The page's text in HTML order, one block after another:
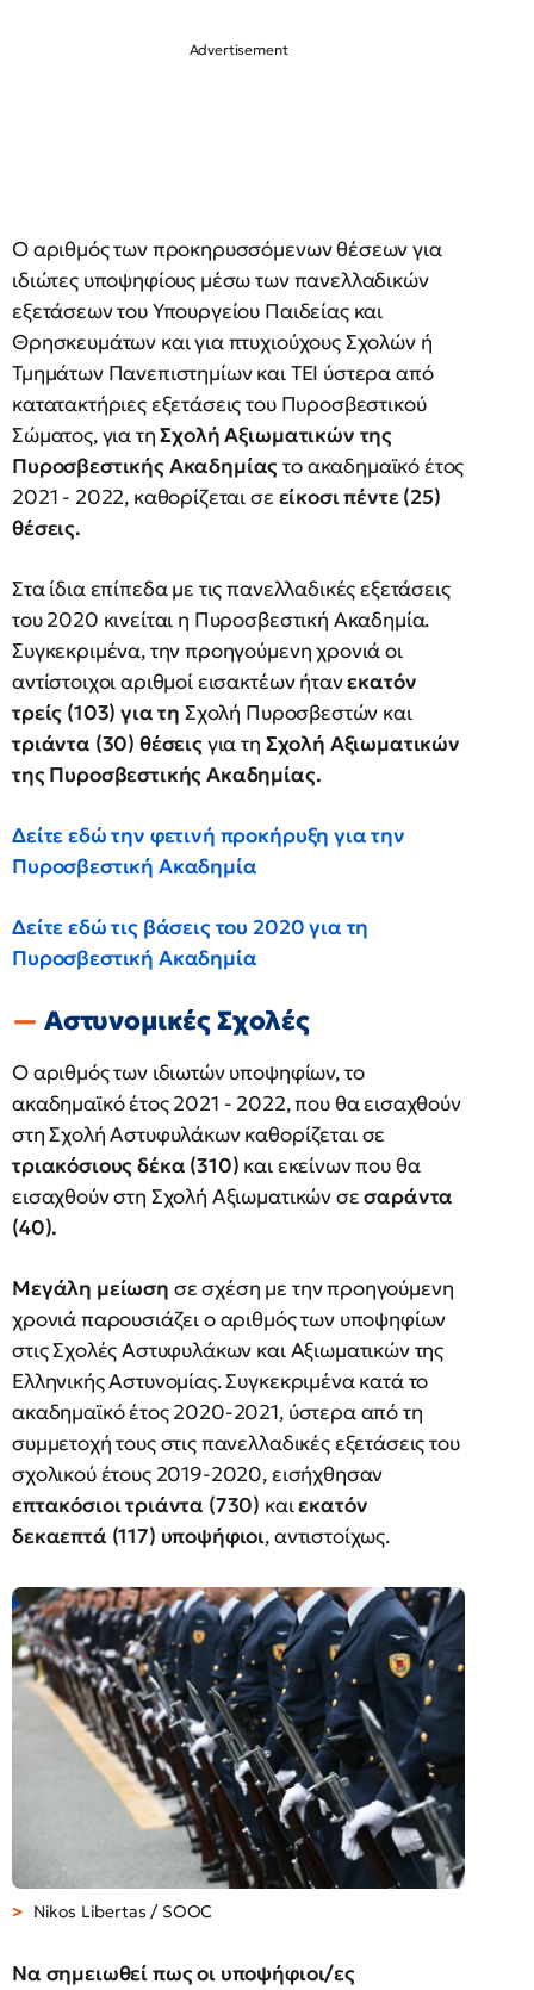
Ο αριθμός των προκηρυσσόμενων θέσεων για
ιδιώτες υποψηφίους μέσω των πανελλαδικών
εξετάσεων του Υπουργείου Παιδείας και
Θρησκευμάτων και για πτυχιούχους Σχολών ή
Τμημάτων Πανεπιστημίων και ΤΕΙ ύστερα από
κατατακτήριες εξετάσεις του Πυροσβεστικού
Σώματος, για τηΣχολή Αξιωματικών της
Πυροσβεστικής Ακαδημίαςτο ακαδημαϊκό έτος
2021 - 2022, καθορίζεται σε είκοσι πέντε (25)
θέσεις.
Στα ίδια επίπεδα με τις πανελλαδικές εξετάσεις
του 2020 κινείται η Πυροσβεστική Ακαδημία.
Συγκεκριμένα, την προηγούμενη χρονιά οι
αντίστοιχοι αριθμοί εισακτέων ήτανεκατόν
τρείς (103) για τη Σχολή Πυροσβεστών και
τριάντα (30) θέσειςγια τη Σχολή Αξιωματικών
της Πυροσβεστικής Ακαδημίας.
Δείτε εδώ την φετινή προκήρυξη για την
Πυροσβεστική Ακαδημία
Δείτε εδώ τις βάσεις του 2020 για τη
Πυροσβεστική Ακαδημία
Αστυνομικές Σχολές
Ο αριθμός των ιδιωτών υποψηφίων, το
ακαδημαϊκό έτος 2021 - 2022, που θα εισαχθούν
στη Σχολή Αστυφυλάκων καθορίζεται σε
τριακόσιους δέκα (310) και εκείνων που θα
εισαχθούν στη Σχολή Αξιωματικών σεσαράντα
(40).
Μεγάλη μείωση σε σχέση με την προηγούμενη
χρονιά παρουσιάζει ο αριθμός των υποψηφίων
στις Σχολές Αστυφυλάκων και Αξιωματικών της
Ελληνικής Αστυνομίας. Συγκεκριμένα κατά το
ακαδημαϊκό έτος 2020-2021, ύστερα από τη
συμμετοχή τους στις πανελλαδικές εξετάσεις του
σχολικού έτους 2019-2020, εισήχθησαν
επτακόσιοι τριάντα (730) καιεκατόν
δεκαεπτά (117) υποψήφιοι, αντιστοίχως.
Nikos Libertas / SOOC
Να σημειωθεί πως οι υποψήφιοι/ες